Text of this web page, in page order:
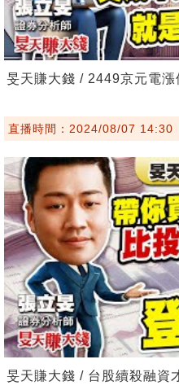
旻天賺大錢 / 2449京元電
直播時間：2024/08/07 14:30
旻天賺大錢 / 台股續殺融資